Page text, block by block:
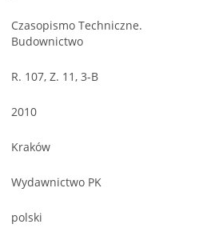
Czasopismo Techniczne.
Budownictwo
R. 107, Z. 11, 3-B
2010
Kraków
Wydawnictwo PK
polski